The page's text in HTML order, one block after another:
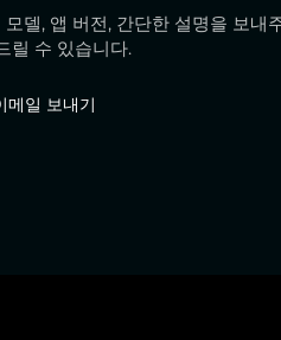
델, 앱 버전, 간단한 설명을 보내
릴 수 있습니다.
메일 보내기